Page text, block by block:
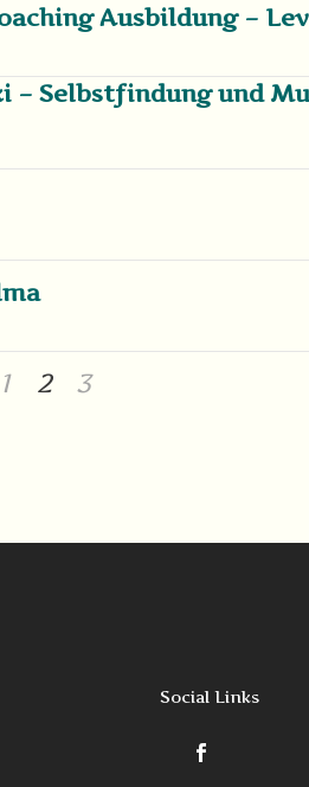
Ausbildung –
– Selbstfindung und
1 2 3
Social Links